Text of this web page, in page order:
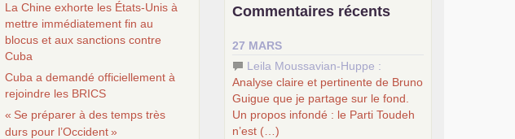
La Chine exhorte les États-Unis à
mettre immédiatement fin au
blocus et aux sanctions contre
Cuba
Cuba a demandé officiellement à
rejoindre les BRICS
« Se préparer à des temps très
durs pour l’Occident»
–contribution de jeunes
chantiers pour affirmer l’ambition
révolutionnaire duPCF
–un texte de Jean-Claude Delaunay
le marxisme est la science sociale de
notre temps
–un appel
Commentaires récents
27 MARS
Leila Moussavian-Huppe :
Analyse claire et pertinente de Bruno
Guigue que je partage sur le fond.
Un propos infondé : le Parti Toudeh
n’est (…)